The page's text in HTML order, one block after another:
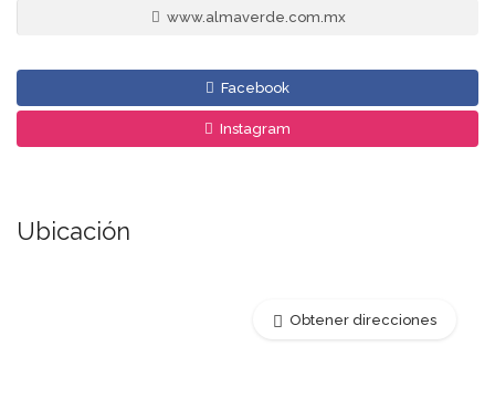
www.almaverde.com.mx
Facebook
Instagram
Ubicación
Obtener direcciones